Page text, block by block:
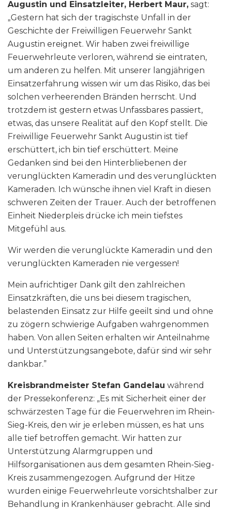
Augustin und Einsatzleiter, Herbert Maur, sagt:
„Gestern hat sich der tragischste Unfall in der
Geschichte der Freiwilligen Feuerwehr Sankt
Augustin ereignet. Wir haben zwei freiwillige
Feuerwehrleute verloren, während sie eintraten,
um anderen zu helfen. Mit unserer langjährigen
Einsatzerfahrung wissen wir um das Risiko, das bei
solchen verheerenden Bränden herrscht. Und
trotzdem ist gestern etwas Unfassbares passiert,
etwas, das unsere Realität auf den Kopf stellt. Die
Freiwillige Feuerwehr Sankt Augustin ist tief
erschüttert, ich bin tief erschüttert. Meine
Gedanken sind bei den Hinterbliebenen der
verunglückten Kameradin und des verunglückten
Kameraden. Ich wünsche ihnen viel Kraft in diesen
schweren Zeiten der Trauer. Auch der betroffenen
Einheit Niederpleis drücke ich mein tiefstes
Mitgefühl aus.
Wir werden die verunglückte Kameradin und den
verunglückten Kameraden nie vergessen!
Mein aufrichtiger Dank gilt den zahlreichen
Einsatzkräften, die uns bei diesem tragischen,
belastenden Einsatz zur Hilfe geeilt sind und ohne
zu zögern schwierige Aufgaben wahrgenommen
haben. Von allen Seiten erhalten wir Anteilnahme
und Unterstützungsangebote, dafür sind wir sehr
dankbar.”
Kreisbrandmeister Stefan Gandelau während
der Pressekonferenz: „Es mit Sicherheit einer der
schwärzesten Tage für die Feuerwehren im Rhein-
Sieg-Kreis, den wir je erleben müssen, es hat uns
alle tief betroffen gemacht. Wir hatten zur
Unterstützung Alarmgruppen und
Hilfsorganisationen aus dem gesamten Rhein-Sieg-
Kreis zusammengezogen. Aufgrund der Hitze
wurden einige Feuerwehrleute vorsichtshalber zur
Behandlung in Krankenhäuser gebracht. Alle sind